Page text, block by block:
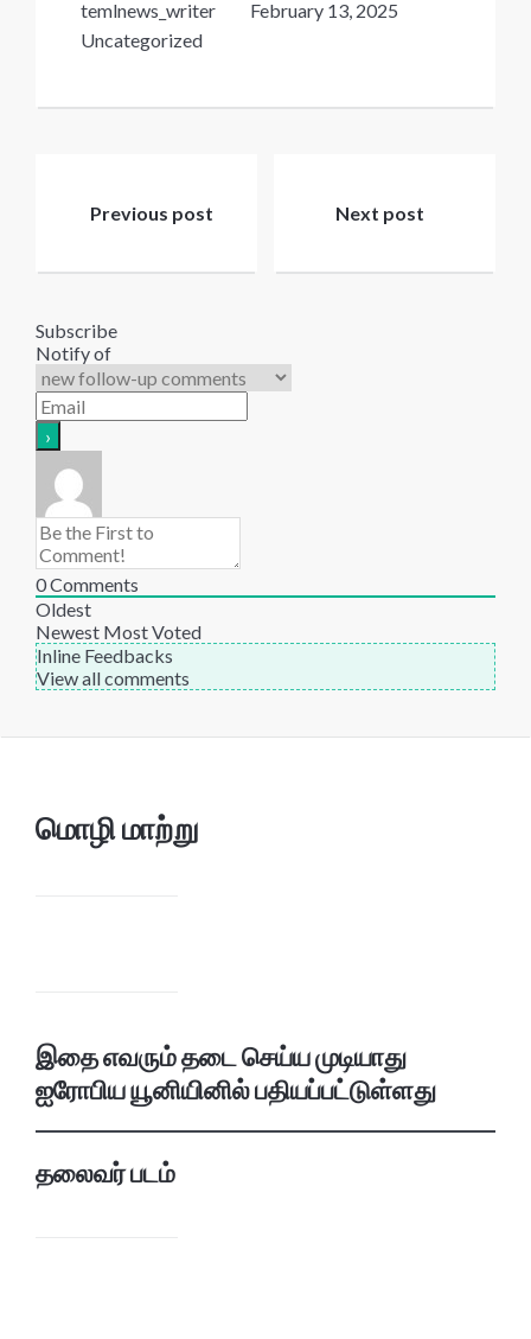
temlnews_writer
February 13, 2025
Uncategorized
navigation
Previous post Next post
Subscribe
Notify of
0Comments
Oldest
Newest Most Voted
Inline Feedbacks
View all comments
மொழி மாற்று
இதை எவரும் தடை செய்ய முடியாது
ஐரோபிய யூனியினில் பதியப்பட்டுள்ளது
தலைவர் படம்